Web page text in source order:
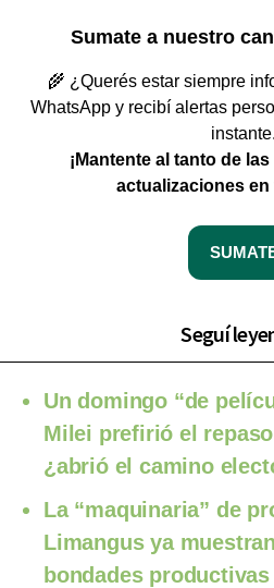
Sumate a nuestro
🌾 ¿Querés estar siempre
WhatsApp y recibí alertas
instante.
¡Mantente al tanto de
actualizaciones en
Seguí
Un domingo “de
Milei prefirió el
¿abrió el camino
La “maquinaria” de
Limangus ya
bondades